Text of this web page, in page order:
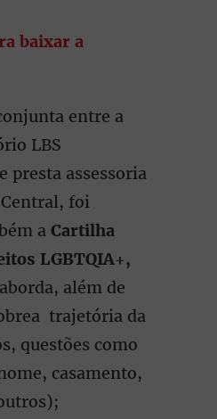
baixar a
entre a
LBS
presta assessoria
foi
a Cartilha
LGBTQIA+,
além de
trajetória da
questões como
casamento,